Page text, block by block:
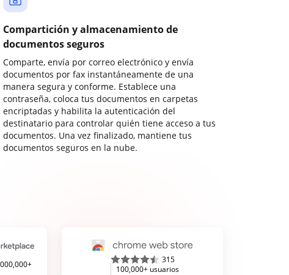
Compartición y almacenamiento de
documentos seguros
Comparte, envía por correo electrónico y envía
documentos por fax instantáneamente de una
manera segura y conforme. Establece una
contraseña, coloca tus documentos en carpetas
encriptadas y habilita la autenticación del
destinatario para controlar quién tiene acceso a tus
documentos. Una vez finalizado, mantiene tus
documentos seguros en la nube.
315
100,000+ usuarios